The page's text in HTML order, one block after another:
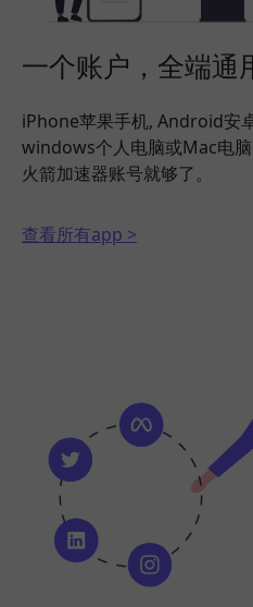
一个账户，全端通
iPhone苹果手机, Android安
windows个人电脑或Mac电
火箭加速器账号就够了。
查看所有app >